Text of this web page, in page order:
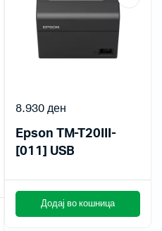
Epson TM-T20III-
[011] USB
8.930ден
Додај во кошница